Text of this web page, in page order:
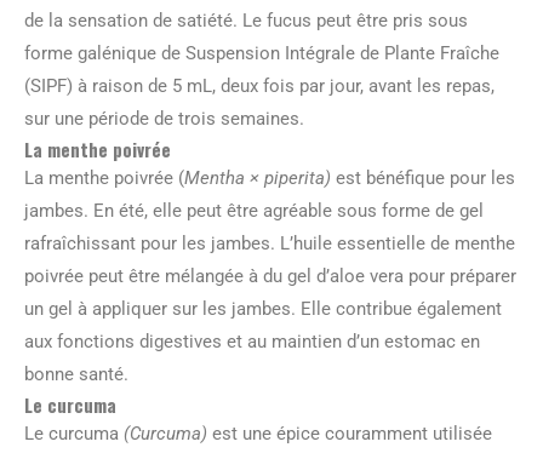
de la sensation de satiété. Le fucus peut être pris sous
forme galénique de Suspension Intégrale de Plante Fraîche
(SIPF) à raison de 5 mL, deux fois par jour, avant les repas,
sur une période de trois semaines.
La menthe poivrée
La menthe poivrée (Mentha × piperita) est bénéfique pour les
jambes. En été, elle peut être agréable sous forme de gel
rafraîchissant pour les jambes. L’huile essentielle de menthe
poivrée peut être mélangée à du gel d’aloe vera pour préparer
un gel à appliquer sur les jambes. Elle contribue également
aux fonctions digestives et au maintien d’un estomac en
bonne santé.
Le curcuma
Le curcuma (Curcuma) est une épice couramment utilisée